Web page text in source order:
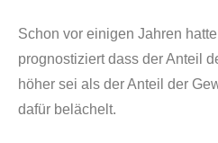
Schon vor einigen Jahren
prognostiziert dass der Anteil
höher sei als der Anteil der
dafür belächelt.